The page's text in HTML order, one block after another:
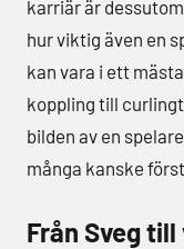
karriär är
hur viktig även en
kan vara i ett
koppling till
bilden av en
många kanske
Från Sveg